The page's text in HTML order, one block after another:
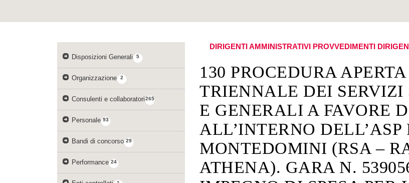
5
Disposizioni Generali
2
Organizzazione
265
Consulenti e collaboratori
93
Personale
29
Bandi di concorso
24
Performance
DIRIGENTI AMMINISTRATIVI PROVVEDIMENTI
130 PROCEDURA
TRIENNALE DEI
E GENERALI A FAVORE
ALL’INTERNO DELL’ASP
MONTEDOMINI (RSA –
ATHENA). GARA N.